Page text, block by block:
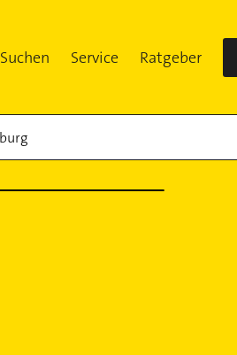
Suchen Service Ratgeber